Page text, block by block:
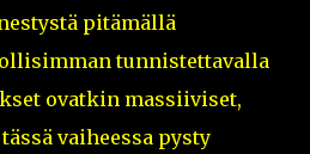
pitämällä
tunnistettavalla
ovatkin massiiviset,
vaiheessa pysty